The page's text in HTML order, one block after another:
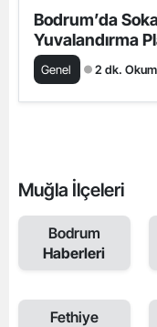
Bodrum’da
Yuvalandırma
Genel 2 dk.
Muğla İlçeleri
Bodrum
Haberleri
Fethiye